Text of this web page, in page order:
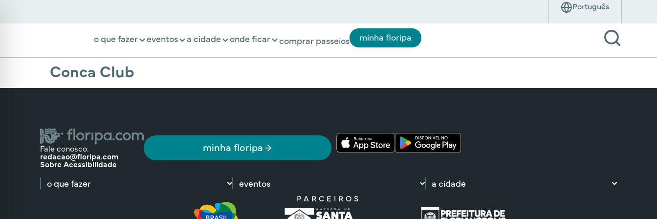
o que fazer eventos a cidade onde ficar comprar passeios minha floripa
Conca Club
Fale conosco:
redacao@floripa.com
Sobre Acessibilidade
minha floripa
o que fazer eventos a cidade
PARCEIROS